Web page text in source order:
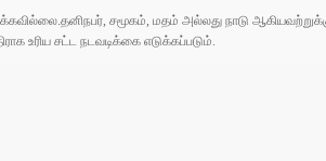
சமூகம், மதம் அல்லது நாடு
உரிய சட்ட நடவடிக்கை எடுக்கப்படும்.